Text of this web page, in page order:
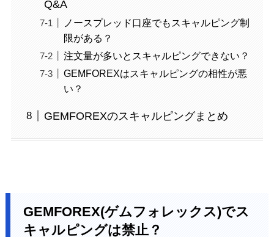
Q&A
ノースプレッド口座でもスキャルピング制
限がある？
注文量が多いとスキャルピングできない？
GEMFOREXはスキャルピングの相性が悪
い？
GEMFOREXのスキャルピングまとめ
GEMFOREX(ゲムフォレックス)でス
キャルピングは禁止？